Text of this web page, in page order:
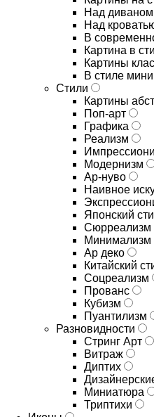
Над диваном
Над
В
Картина в
Картины
В стиле
Стили
Картины
Поп-арт
Графика
Реализм
Модернизм
Ар-нуво
Наивное
Японский
Сюрреализм
Минимализм
Ар деко
Китайский
Соцреализм
Прованс
Кубизм
Пуантилизм
Разновидности
Стринг Арт
Витраж
Диптих
Миниатюра
Триптихи